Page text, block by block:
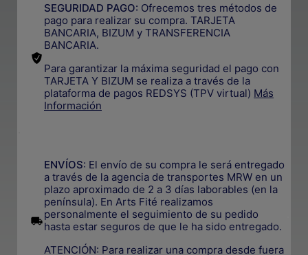
SEGURIDAD PAGO: Ofrecemos tres métodos de
pago para realizar su compra. TARJETA
BANCARIA, BIZUM y TRANSFERENCIA
BANCARIA.
Para garantizar la máxima seguridad el pago con
TARJETA Y BIZUM se realiza a través de la
plataforma de pagos REDSYS (TPV virtual) Más
Información
ENVÍOS: El envío de su compra le será entregado
a través de la agencia de transportes MRW en un
plazo aproximado de 2 a 3 días laborables (en la
península). En Arts Fité realizamos
personalmente el seguimiento de su pedido
hasta estar seguros de que le ha sido entregado.
ATENCIÓN: Para realizar una compra desde fuera